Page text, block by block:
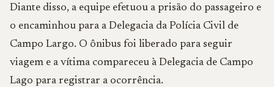
Diante disso, a equipe efetuou a prisão do passageiro e
o encaminhou para a Delegacia da Polícia Civil de
Campo Largo. O ônibus foi liberado para seguir
viagem e a vítima compareceu à Delegacia de Campo
Lago para registrar a ocorrência.